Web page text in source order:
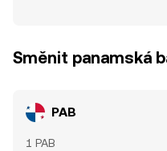
Směnit panamská
PAB
1 PAB